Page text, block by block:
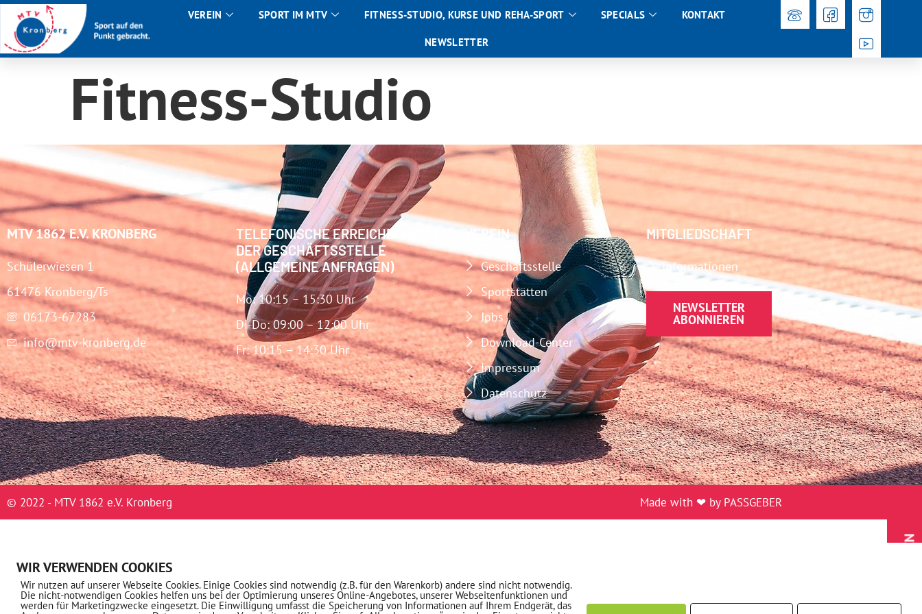
VEREIN SPORT IM MTV FITNESS-STUDIO, KURSE UND REHA-SPORT SPECIALS KONTAKT
NEWSLETTER
Fitness-Studio
MTV 1862 E.V. KRONBERG
Schülerwiesen 1
61476 Kronberg/Ts
06173-67283
info@mtv-kronberg.de
TELEFONISCHE ERREICHBARKEIT
DER GESCHÄFTSSTELLE
(ALLGEMEINE ANFRAGEN)
Mo: 10:15 – 15:30 Uhr
Di-Do: 09:00 – 12:00 Uhr
Fr: 10:15 – 14:30 Uhr
VEREIN
Geschäftsstelle
Sportstätten
Jobs
Download-Center
Impressum
Datenschutz
MITGLIEDSCHAFT
Informationen
NEWSLETTER
ABONNIEREN
© 2022 - MTV 1862 e.V. Kronberg Made with ❤ by PASSGEBER
MITGLIED WERDEN
WIR VERWENDEN COOKIES
Wir nutzen auf unserer Webseite Cookies. Einige Cookies sind notwendig (z.B. für den Warenkorb) andere sind nicht notwendig.
Die nicht-notwendigen Cookies helfen uns bei der Optimierung unseres Online-Angebotes, unserer Webseitenfunktionen und
werden für Marketingzwecke eingesetzt. Die Einwilligung umfasst die Speicherung von Informationen auf Ihrem Endgerät, das